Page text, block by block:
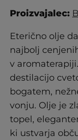
Proizvajalec:
Eterično olje
najbolj
v
destilacijo
bogatem,
vonju. Olje je
topel,
ki ustvarja